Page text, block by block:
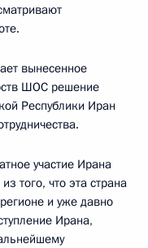
вынесенное
ШОС решение
Республики Иран
участие Ирана
того, что эта страна
и уже давно
Ирана,